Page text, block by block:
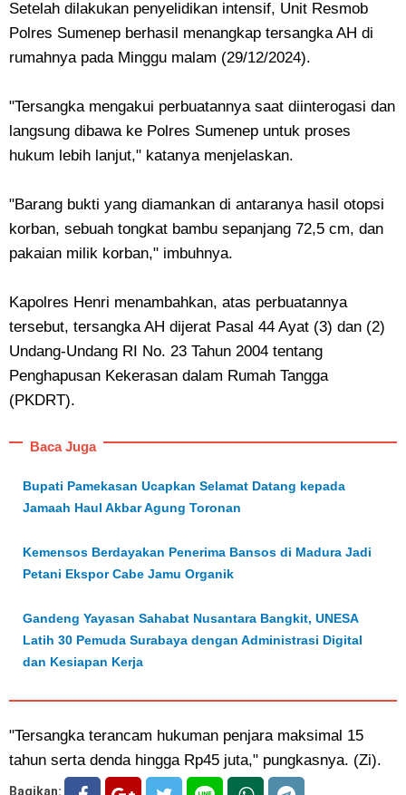
Setelah dilakukan penyelidikan intensif, Unit Resmob
Polres Sumenep berhasil menangkap tersangka AH di
rumahnya pada Minggu malam (29/12/2024).
"Tersangka mengakui perbuatannya saat diinterogasi dan
langsung dibawa ke Polres Sumenep untuk proses
hukum lebih lanjut," katanya menjelaskan.
"Barang bukti yang diamankan di antaranya hasil otopsi
korban, sebuah tongkat bambu sepanjang 72,5 cm, dan
pakaian milik korban," imbuhnya.
Kapolres Henri menambahkan, atas perbuatannya
tersebut, tersangka AH dijerat Pasal 44 Ayat (3) dan (2)
Undang-Undang RI No. 23 Tahun 2004 tentang
Penghapusan Kekerasan dalam Rumah Tangga
(PKDRT).
Baca Juga
Bupati Pamekasan Ucapkan Selamat Datang kepada
Jamaah Haul Akbar Agung Toronan
Kemensos Berdayakan Penerima Bansos di Madura Jadi
Petani Ekspor Cabe Jamu Organik
Gandeng Yayasan Sahabat Nusantara Bangkit, UNESA
Latih 30 Pemuda Surabaya dengan Administrasi Digital
dan Kesiapan Kerja
"Tersangka terancam hukuman penjara maksimal 15
tahun serta denda hingga Rp45 juta," pungkasnya. (Zi).
Bagikan: